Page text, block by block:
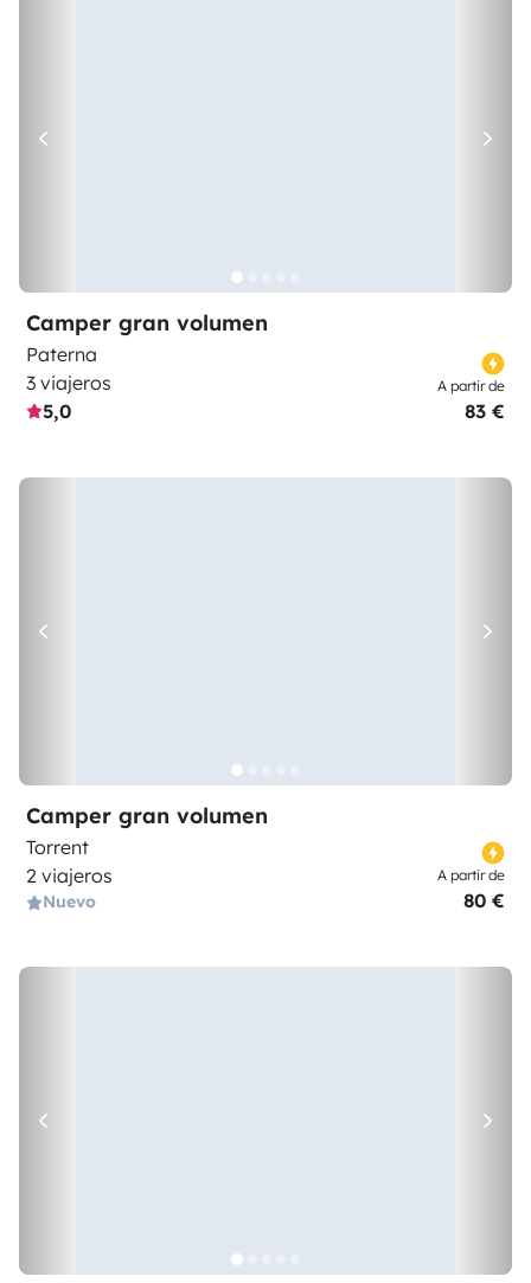
Camper gran volumen
Paterna
3 viajeros
5,0
A partir de
83 €
Camper gran volumen
Torrent
2 viajeros
Nuevo
A partir de
80 €